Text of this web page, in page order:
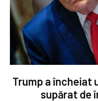
Trump a încheiat
supărat de